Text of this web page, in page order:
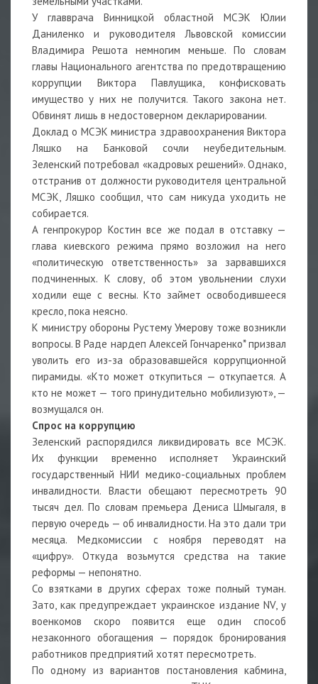
У главврача Винницкой областной МСЭК Юлии
Даниленко и руководителя Львовской комиссии
Владимира Решота немногим меньше. По словам
главы Национального агентства по предотвращению
коррупции Виктора Павлущика, конфисковать
имущество у них не получится. Такого закона нет.
Обвинят лишь в недостоверном декларировании.
Доклад о МСЭК министра здравоохранения Виктора
Ляшко на Банковой сочли неубедительным.
Зеленский потребовал «кадровых решений». Однако,
отстранив от должности руководителя центральной
МСЭК, Ляшко сообщил, что сам никуда уходить не
собирается.
А генпрокурор Костин все же подал в отставку —
глава киевского режима прямо возложил на него
«политическую ответственность» за зарвавшихся
подчиненных. К слову, об этом увольнении слухи
ходили еще с весны. Кто займет освободившееся
кресло, пока неясно.
К министру обороны Рустему Умерову тоже возникли
вопросы. В Раде нардеп Алексей Гончаренко* призвал
уволить его из-за образовавшейся коррупционной
пирамиды. «Кто может откупиться — откупается. А
кто не может — того принудительно мобилизуют», —
возмущался он.
Спрос на коррупцию
Зеленский распорядился ликвидировать все МСЭК.
Их функции временно исполняет Украинский
государственный НИИ медико-социальных проблем
инвалидности. Власти обещают пересмотреть 90
тысяч дел. По словам премьера Дениса Шмыгаля, в
первую очередь — об инвалидности. На это дали три
месяца. Медкомиссии с ноября переводят на
«цифру». Откуда возьмутся средства на такие
реформы — непонятно.
Со взятками в других сферах тоже полный туман.
Зато, как предупреждает украинское издание NV, у
военкомов скоро появится еще один способ
незаконного обогащения — порядок бронирования
работников предприятий хотят пересмотреть.
По одному из вариантов постановления кабмина,